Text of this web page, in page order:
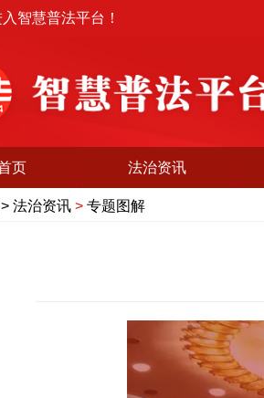
智慧普法平台！
页 法治资讯
法治资讯 > 专题图解